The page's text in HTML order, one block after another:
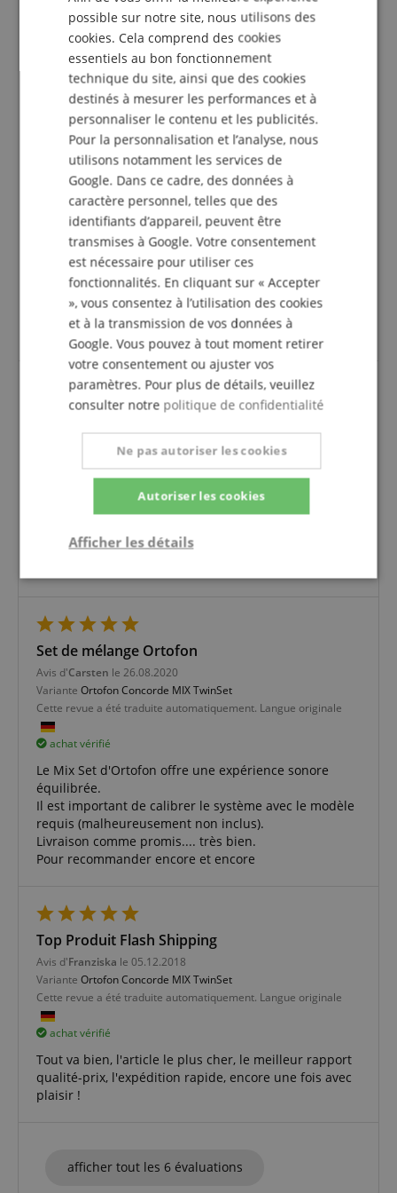
Standard
Dieterle 24.09.2018
Cette revue a été traduite automatiquement. Langue originale
achat vérifié
Que dois-je écrire de long à ce sujet - L'aiguille est de
facto la norme par excellence. Eh bien, il y a mieux -
certainement. 1. à quel prix et 2. à la longévité. Mais
si vous écoutez beaucoup de vinyles et que vous ne
possédez pas d'appareil haut de gamme, mais que
vous ne voulez pas vous priver de la qualité et de la
longévité, vous ne pouvez pas contourner cette
aiguille. Je l'utilise pour la numérisation. J'ai hérité
d'une collection de vinyles des années 50, 60, 70, tous
styles confondus. Je pense que c'est pour cela que ce
projet a été construit. Il avait déjà un prédécesseur en
1985, et il est très heureux depuis.
Avec de nombreuses salutations musicales
Produit top et livraison ponctuelle
Evelinele 05.01.2022
Ortofon Concorde MKII Digital TwinSet
Cette revue a été traduite automatiquement. Langue originale
Malgré une commande passée quelques jours avant
Noël, le colis est arrivé à temps. Plus que satisfait !
Set de mélange Ortofon
Avis d'Carsten le 26.08.2020
Variante Ortofon Concorde MIX TwinSet
Cette revue a été traduite automatiquement. Langue originale
achat vérifié
Le Mix Set d'Ortofon offre une expérience sonore
équilibrée.
Il est important de calibrer le système avec le modèle
requis (malheureusement non inclus).
Livraison comme promis.... très bien.
Pour recommander encore et encore
Top Produit Flash Shipping
Avis d'Franziska le 05.12.2018
Variante Ortofon Concorde MIX TwinSet
Cette revue a été traduite automatiquement. Langue originale
achat vérifié
Tout va bien, l'article le plus cher, le meilleur rapport
qualité-prix, l'expédition rapide, encore une fois avec
plaisir !
afficher tout les 6 évaluations
FRENCH
SPANISH
possible sur notre site, nous utilisons des
cookies. Cela comprend des cookies
essentiels au bon fonctionnement
technique du site, ainsi que des cookies
destinés à mesurer les performances et à
personnaliser le contenu et les publicités.
Pour la personnalisation et l’analyse, nous
utilisons notamment les services de
Google. Dans ce cadre, des données à
caractère personnel, telles que des
identifiants d’appareil, peuvent être
transmises à Google. Votre consentement
est nécessaire pour utiliser ces
fonctionnalités. En cliquant sur « Accepter
», vous consentez à l’utilisation des cookies
et à la transmission de vos données à
Google. Vous pouvez à tout moment retirer
votre consentement ou ajuster vos
paramètres. Pour plus de détails, veuillez
consulter notre politique de confidentialité
Autoriser les cookies
Ne pas autoriser les cookies
Afficher les détails
Strictement
Performance Ciblage
Fonctionnalité
Ciblage
Fonctionnalité
Les cookies strictement nécessaires permettent des
fonctionnalités de base du site Web telles que la
correctement sans les cookies strictement
nécessaires.
CookieScriptConsent
.kirstein.fr